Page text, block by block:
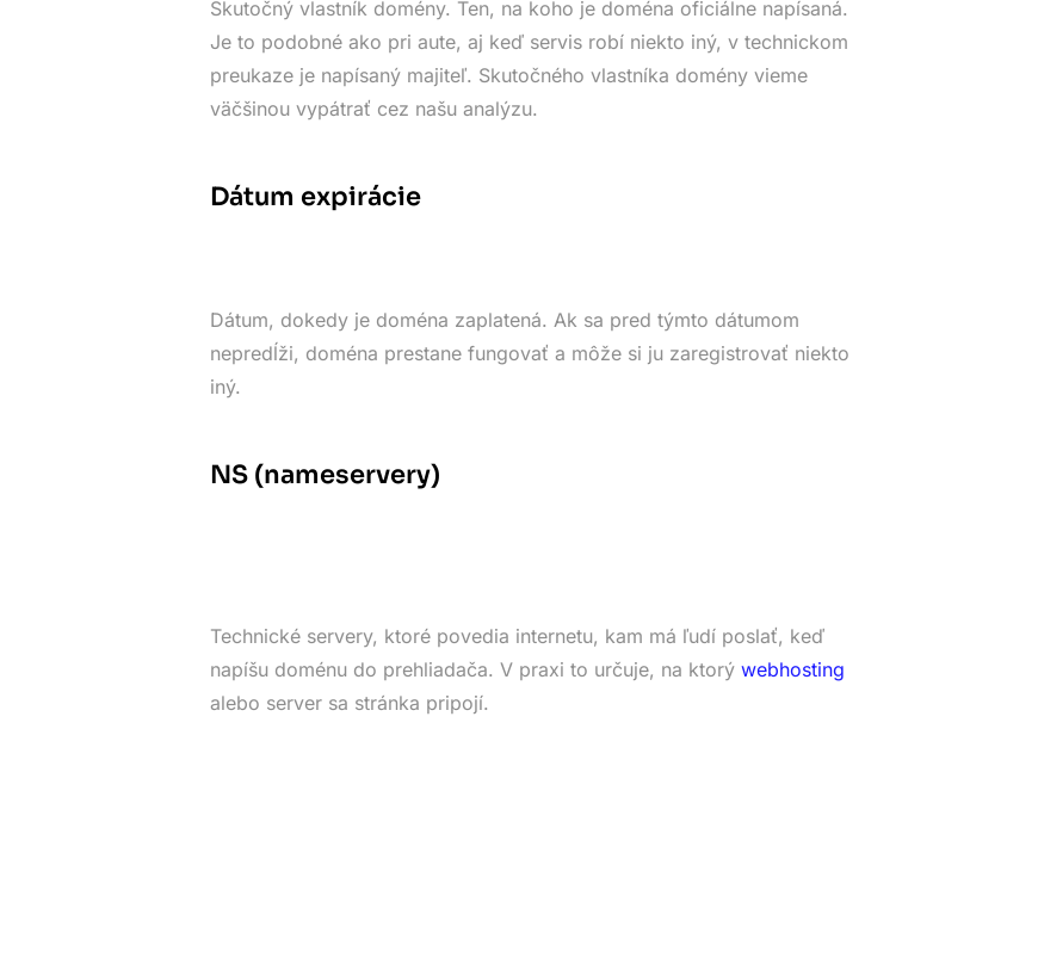
Skutočný vlastník domény. Ten, na koho je doména oficiálne napísaná.
Je to podobné ako pri aute, aj keď servis robí niekto iný, v technickom
preukaze je napísaný majiteľ. Skutočného vlastníka domény vieme
väčšinou vypátrať cez našu analýzu.
Dátum expirácie
Dátum, dokedy je doména zaplatená. Ak sa pred týmto dátumom
nepredĺži, doména prestane fungovať a môže si ju zaregistrovať niekto
iný.
NS (nameservery)
Technické servery, ktoré povedia internetu, kam má ľudí poslať, keď
napíšu doménu do prehliadača. V praxi to určuje, na ktorý webhosting
alebo server sa stránka pripojí.